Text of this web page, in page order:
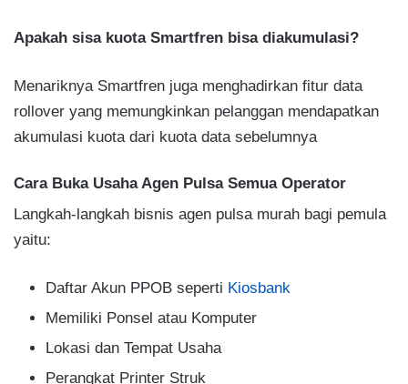
Apakah sisa kuota Smartfren bisa diakumulasi?
Menariknya Smartfren juga menghadirkan fitur data
rollover yang memungkinkan pelanggan mendapatkan
akumulasi kuota dari kuota data sebelumnya
Cara Buka Usaha Agen Pulsa Semua Operator
Langkah-langkah bisnis agen pulsa murah bagi pemula
yaitu:
Daftar Akun PPOB seperti Kiosbank
Memiliki Ponsel atau Komputer
Lokasi dan Tempat Usaha
Perangkat Printer Struk